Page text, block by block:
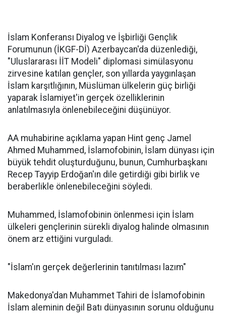
İslam Konferansı Diyalog ve İşbirliği Gençlik
Forumunun (İKGF-Dİ) Azerbaycan'da düzenlediği,
"Uluslararası İİT Modeli" diplomasi simülasyonu
zirvesine katılan gençler, son yıllarda yaygınlaşan
İslam karşıtlığının, Müslüman ülkelerin güç birliği
yaparak İslamiyet'in gerçek özelliklerinin
anlatılmasıyla önlenebileceğini düşünüyor.
AA muhabirine açıklama yapan Hint genç Jamel
Ahmed Muhammed, İslamofobinin, İslam dünyası için
büyük tehdit oluşturduğunu, bunun, Cumhurbaşkanı
Recep Tayyip Erdoğan'ın dile getirdiği gibi birlik ve
beraberlikle önlenebileceğini söyledi.
Muhammed, İslamofobinin önlenmesi için İslam
ülkeleri gençlerinin sürekli diyalog halinde olmasının
önem arz ettiğini vurguladı.
"İslam'ın gerçek değerlerinin tanıtılması lazım"
Makedonya'dan Muhammet Tahiri de İslamofobinin
İslam aleminin değil Batı dünyasının sorunu olduğunu